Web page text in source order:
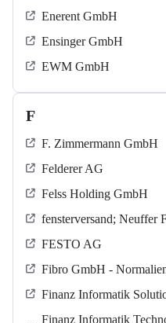
Enerent GmbH
Ensinger GmbH
EWM GmbH
F
F. Zimmermann GmbH
Felderer AG
Felss Holding GmbH
fensterversand; Neuffer
FESTO AG
Fibro GmbH -
Finanz Informatik
Finanz Informatik